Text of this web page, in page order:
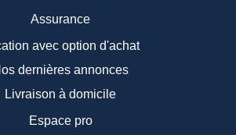
Assurance
avec option d'achat
dernières annonces
Livraison à domicile
Espace pro